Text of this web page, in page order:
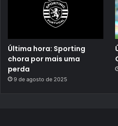
Última hora: Sporting
chora por mais uma
perda
9 de agosto de 2025